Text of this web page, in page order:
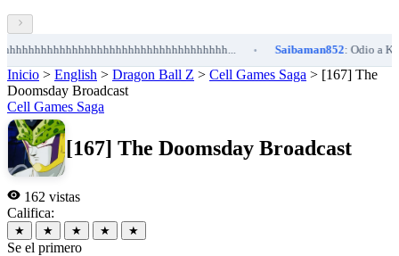
Saibaman852: Odio a Kefla
Inicio > English > Dragon Ball Z > Cell Games Saga > [167] The
Doomsday Broadcast
Cell Games Saga
[167] The Doomsday Broadcast
162 vistas
Califica:
★ ★ ★ ★ ★
Se el primero